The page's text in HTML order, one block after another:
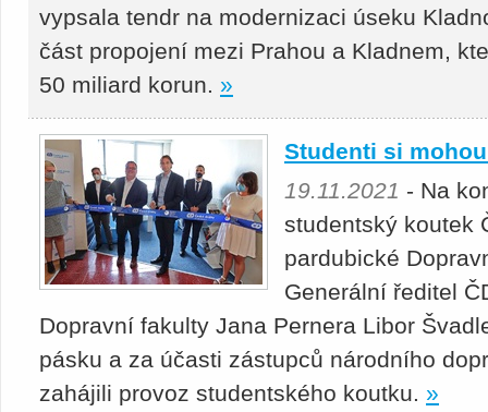
vypsala tendr na modernizaci úseku
část propojení mezi Prahou a Kladnem,
50 miliard korun. »
Studenti si
19.11.2021 - Na
studentský koutek
pardubické
Generální ředitel
Dopravní fakulty Jana Pernera Libor
pásku a za účasti zástupců národního
zahájili provoz studentského koutku. »